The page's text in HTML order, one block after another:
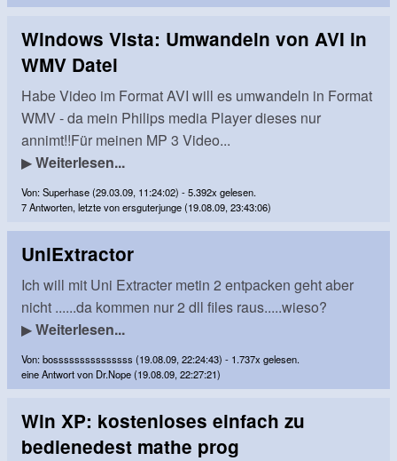
Windows Vista: Umwandeln von AVI in
WMV Datei
Habe Video im Format AVI will es umwandeln in Format
WMV - da mein Philips media Player dieses nur
annimt!!Für meinen MP 3 Video...
▶Weiterlesen...
Von: Superhase (29.03.09, 11:24:02) - 5.392x gelesen.
7 Antworten, letzte von ersguterjunge (19.08.09, 23:43:06)
UniExtractor
Ich will mit Uni Extracter metin 2 entpacken geht aber
nicht ......da kommen nur 2 dll files raus.....wieso?
▶Weiterlesen...
Von: bosssssssssssssss (19.08.09, 22:24:43) - 1.737x gelesen.
eine Antwort von Dr.Nope (19.08.09, 22:27:21)
Win XP: kostenloses einfach zu
bedienedest mathe prog